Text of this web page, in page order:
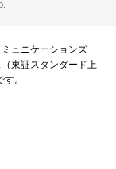
ュニケーションズ
東証スタンダード上
。